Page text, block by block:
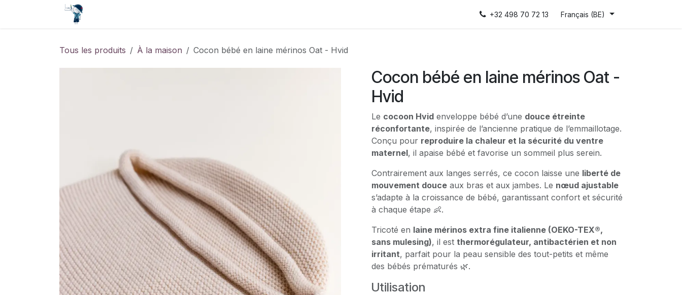
Se rendre au contenu
+32 498 70 72 13 Français (BE)
Tous les produits À la maison Cocon bébé en laine mérinos Oat - Hvid
Cocon bébé en laine mérinos Oat -
Hvid
Le cocoon Hvid enveloppe bébé d’une douce étreinte
réconfortante, inspirée de l’ancienne pratique de l’emmaillotage.
Conçu pour reproduire la chaleur et la sécurité du ventre
maternel, il apaise bébé et favorise un sommeil plus serein.
Contrairement aux langes serrés, ce cocon laisse une liberté de
mouvement douce aux bras et aux jambes. Le nœud ajustable
s’adapte à la croissance de bébé, garantissant confort et sécurité
à chaque étape 👶.
Tricoté en laine mérinos extra fine italienne (OEKO-TEX®,
sans mulesing), il est thermorégulateur, antibactérien et non
irritant, parfait pour la peau sensible des tout-petits et même
des bébés prématurés 🌿.
Utilisation